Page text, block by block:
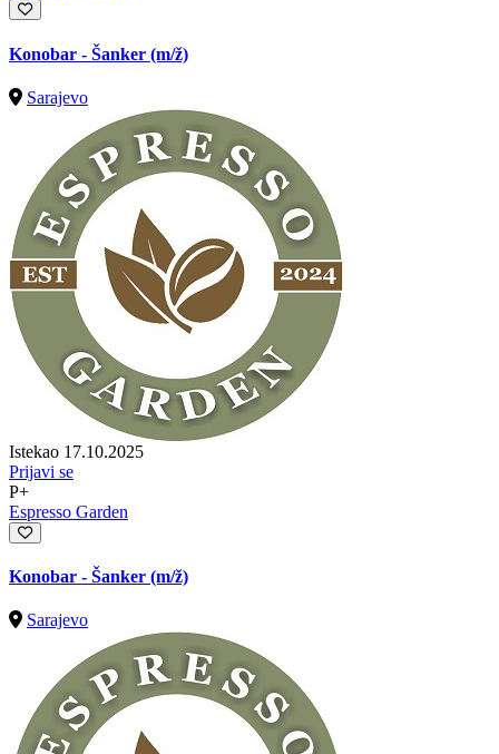
Konobar - Šanker (m/ž)
Sarajevo
Istekao 17.10.2025
Prijavi se
P+
Espresso Garden
Konobar - Šanker (m/ž)
Sarajevo